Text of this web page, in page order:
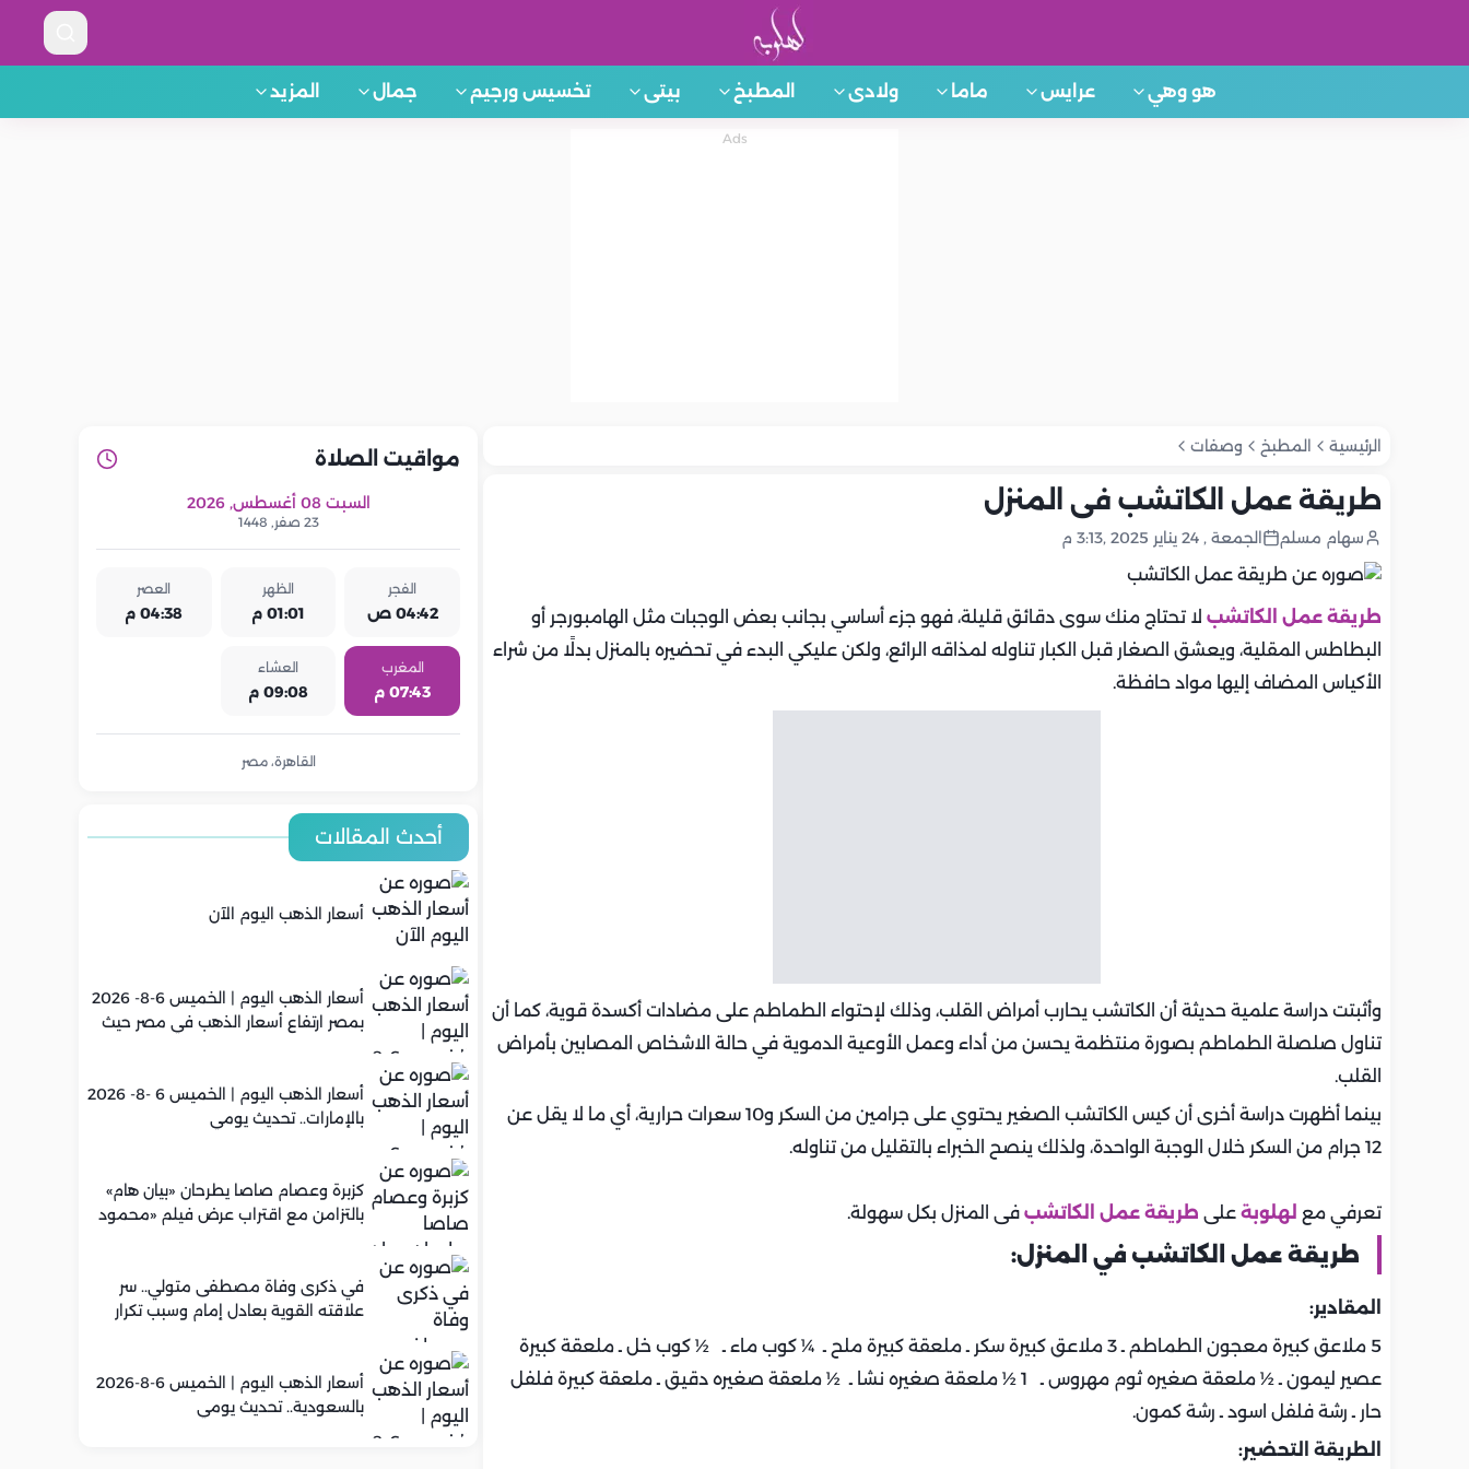
هو وهي عرايس ماما ولادى المطبخ بيتى تخسيس ورجيم جمال المزيد
الرئيسية المطبخ وصفات
طريقة عمل الكاتشب فى المنزل
سهام مسلم الجمعة , 24 يناير 2025 ,3:13 م
طريقة عمل الكاتشب لا تحتاج منك سوى دقائق قليلة، فهو جزء أساسي بجانب بعض الوجبات مثل الهامبورجر أو
البطاطس المقلية، ويعشق الصغار قبل الكبار تناوله لمذاقه الرائع، ولكن عليكي البدء في تحضيره بالمنزل بدلًا من شراء
الأكياس المضاف إليها مواد حافظة.
وأثبتت دراسة علمية حديثة أن الكاتشب يحارب أمراض القلب، وذلك لإحتواء الطماطم على مضادات أكسدة قوية، كما أن
تناول صلصلة الطماطم بصورة منتظمة يحسن من أداء وعمل الأوعية الدموية في حالة الاشخاص المصابين بأمراض
القلب.
بينما أظهرت دراسة أخرى أن كيس الكاتشب الصغير يحتوي على جرامين من السكر و10 سعرات حرارية، أي ما لا يقل عن
12 جرام من السكر خلال الوجبة الواحدة، ولذلك ينصح الخبراء بالتقليل من تناوله.
تعرفي مع لهلوبة على طريقة عمل الكاتشب فى المنزل بكل سهولة.
طريقة عمل الكاتشب في المنزل:
المقادير:
5 ملاعق كبيرة معجون الطماطم ـ 3 ملاعق كبيرة سكر ـ ملعقة كبيرة ملح ـ ¼ كوب ماء ـ ½ كوب خل ـ ملعقة كبيرة
عصير ليمون ـ ½ ملعقة صغيره ثوم مهروس ـ 1 ½ ملعقة صغيره نشا ـ ½ ملعقة صغيره دقيق ـ ملعقة كبيرة فلفل
حار ـ رشة فلفل اسود ـ رشة كمون.
الطريقة التحضير:
مواقيت الصلاة
السبت 08 أغسطس, 2026
23 صفر, 1448
الفجر
04:42 ص
الظهر
01:01 م
العصر
04:38 م
المغرب
07:43 م
العشاء
09:08 م
القاهرة، مصر
أحدث المقالات
أسعار الذهب اليوم الآن
أسعار الذهب اليوم | الخميس 6-8- 2026
بمصر ارتفاع أسعار الذهب في مصر حيث
أسعار الذهب اليوم | الخميس 6 -8- 2026
بالإمارات.. تحديث يومي
كزبرة وعصام صاصا يطرحان «بيان هام»
بالتزامن مع اقتراب عرض فيلم «محمود
في ذكرى وفاة مصطفى متولي.. سر
علاقته القوية بعادل إمام وسبب تكرار
أسعار الذهب اليوم | الخميس 6-8-2026
بالسعودية.. تحديث يومي